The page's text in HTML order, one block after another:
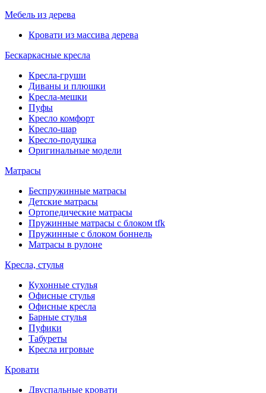
Мебель из дерева
Кровати из массива дерева
Бескаркасные кресла
Кресла-груши
Диваны и плюшки
Кресла-мешки
Пуфы
Кресло комфорт
Кресло-шар
Кресло-подушка
Оригинальные модели
Матрасы
Беспружинные матрасы
Детские матрасы
Ортопедические матрасы
Пружинные матрасы с блоком tfk
Пружинные с блоком боннель
Матрасы в рулоне
Кресла, стулья
Кухонные стулья
Офисные стулья
Офисные кресла
Барные стулья
Пуфики
Табуреты
Кресла игровые
Кровати
Двуспальные кровати